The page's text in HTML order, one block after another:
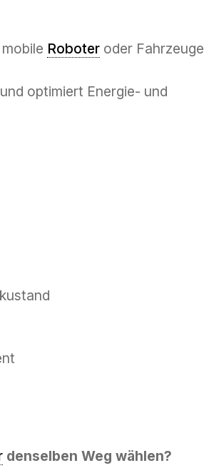
Roboter oder Fahrzeuge
optimiert Energie- und
denselben Weg wählen?